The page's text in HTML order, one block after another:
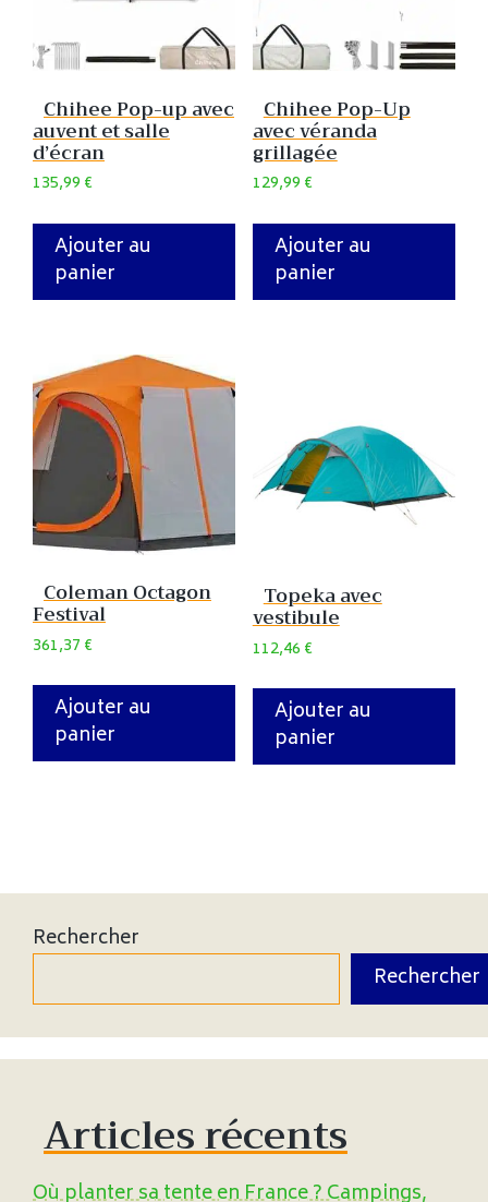
Chihee Pop-up avec
auvent et salle
d’écran
135,99€
Ajouter au
panier
Chihee Pop-Up
avec véranda
grillagée
129,99€
Ajouter au
panier
Coleman Octagon
Festival
361,37€
Ajouter au
panier
Topeka avec
vestibule
112,46€
Ajouter au
panier
Rechercher
Rechercher
Articles récents
Où planter sa tente en France ? Campings,